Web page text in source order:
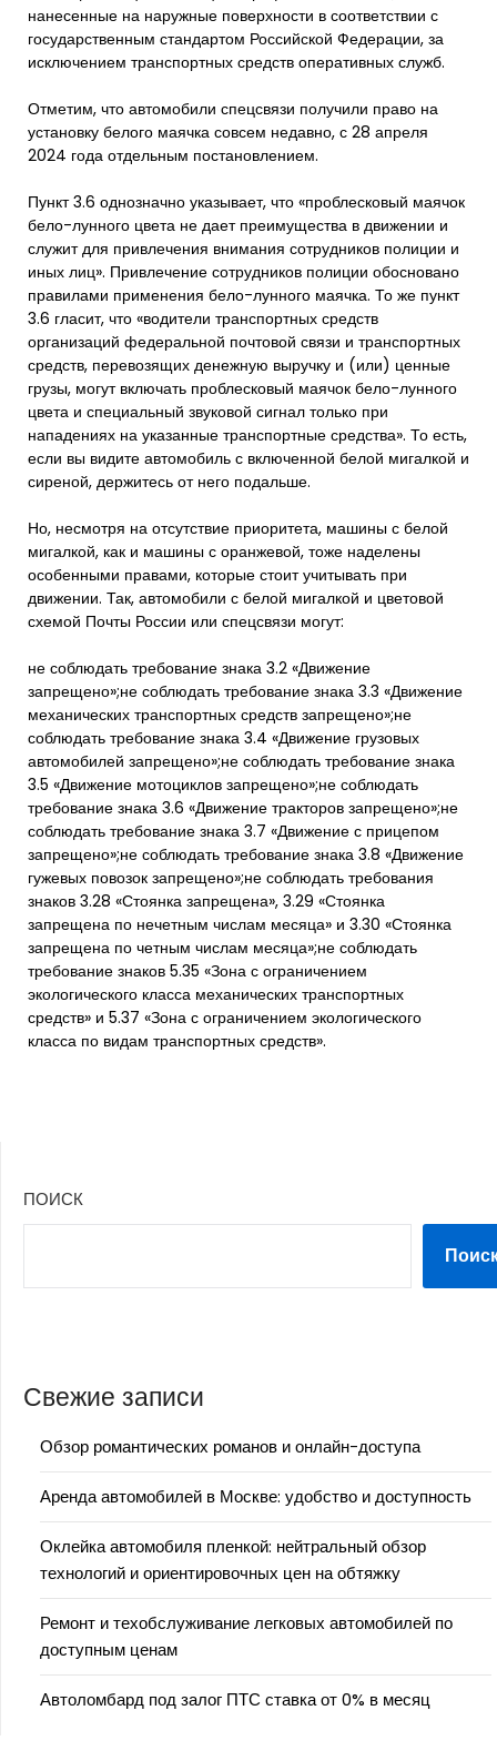
нанесенные на наружные поверхности в соответствии с
государственным стандартом Российской Федерации, за
исключением транспортных средств оперативных служб.
Отметим, что автомобили спецсвязи получили право на
установку белого маячка совсем недавно, с 28 апреля
2024 года отдельным постановлением.
Пункт 3.6 однозначно указывает, что «проблесковый маячок
бело-лунного цвета не дает преимущества в движении и
служит для привлечения внимания сотрудников полиции и
иных лиц». Привлечение сотрудников полиции обосновано
правилами применения бело-лунного маячка. То же пункт
3.6 гласит, что «водители транспортных средств
организаций федеральной почтовой связи и транспортных
средств, перевозящих денежную выручку и (или) ценные
грузы, могут включать проблесковый маячок бело-лунного
цвета и специальный звуковой сигнал только при
нападениях на указанные транспортные средства». То есть,
если вы видите автомобиль с включенной белой мигалкой и
сиреной, держитесь от него подальше.
Но, несмотря на отсутствие приоритета, машины с белой
мигалкой, как и машины с оранжевой, тоже наделены
особенными правами, которые стоит учитывать при
движении. Так, автомобили с белой мигалкой и цветовой
схемой Почты России или спецсвязи могут:
не соблюдать требование знака 3.2 «Движение
запрещено»;не соблюдать требование знака 3.3 «Движение
механических транспортных средств запрещено»;не
соблюдать требование знака 3.4 «Движение грузовых
автомобилей запрещено»;не соблюдать требование знака
3.5 «Движение мотоциклов запрещено»;не соблюдать
требование знака 3.6 «Движение тракторов запрещено»;не
соблюдать требование знака 3.7 «Движение с прицепом
запрещено»;не соблюдать требование знака 3.8 «Движение
гужевых повозок запрещено»;не соблюдать требования
знаков 3.28 «Стоянка запрещена», 3.29 «Стоянка
запрещена по нечетным числам месяца» и 3.30 «Стоянка
запрещена по четным числам месяца»;не соблюдать
требование знаков 5.35 «Зона с ограничением
экологического класса механических транспортных
средств» и 5.37 «Зона с ограничением экологического
класса по видам транспортных средств».
ПОИСК
Свежие записи
Обзор романтических романов и онлайн-доступа
Аренда автомобилей в Москве: удобство и доступность
Оклейка автомобиля пленкой: нейтральный обзор
технологий и ориентировочных цен на обтяжку
Ремонт и техобслуживание легковых автомобилей по
доступным ценам
Автоломбард под залог ПТС ставка от 0% в месяц